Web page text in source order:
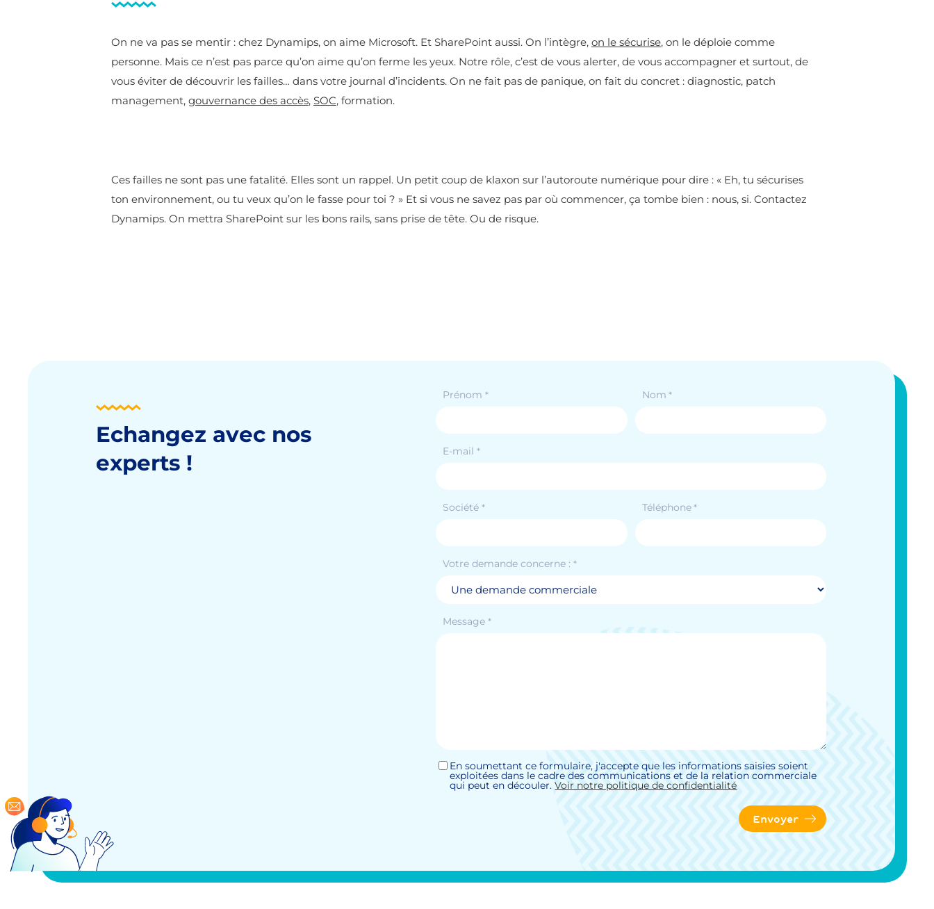
On ne va pas se mentir : chez Dynamips, on aime Microsoft. Et SharePoint aussi. On l’intègre, on le sécurise, on le déploie comme
personne. Mais ce n’est pas parce qu’on aime qu’on ferme les yeux. Notre rôle, c’est de vous alerter, de vous accompagner et surtout, de
vous éviter de découvrir les failles… dans votre journal d’incidents. On ne fait pas de panique, on fait du concret : diagnostic, patch
management, gouvernance des accès, SOC, formation.
Ces failles ne sont pas une fatalité. Elles sont un rappel. Un petit coup de klaxon sur l’autoroute numérique pour dire : « Eh, tu sécurises
ton environnement, ou tu veux qu’on le fasse pour toi ? » Et si vous ne savez pas par où commencer, ça tombe bien : nous, si. Contactez
Dynamips. On mettra SharePoint sur les bons rails, sans prise de tête. Ou de risque.
Echangez avec nos
experts !
Prénom * Nom *
E-mail *
Société * Téléphone *
Votre demande concerne : *
Message *
Sans
titre
En soumettant ce formulaire, j'accepte que les informations saisies soient
exploitées dans le cadre des communications et de la relation commerciale
qui peut en découler.Voir notre politique de confidentialité